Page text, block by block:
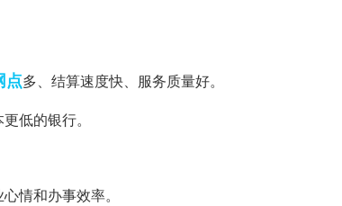
点多、结算速度快、服务质量好。
低的银行。
情和办事效率。